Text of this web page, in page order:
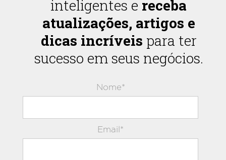
inteligentes e receba
atualizações, artigos e
dicas incríveis para ter
sucesso em seus negócios.
Nome*
Email*